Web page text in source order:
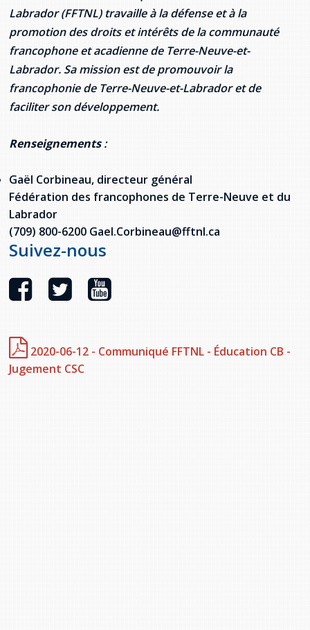
Labrador (FFTNL) travaille à la défense et à la
promotion des droits et intérêts de la communauté
francophone et acadienne de Terre-Neuve-et-
Labrador. Sa mission est de promouvoir la
francophonie de Terre-Neuve-et-Labrador et de
faciliter son développement.
Renseignements:
Gaël Corbineau, directeur général
Fédération des francophones de Terre-Neuve et du
Labrador
(709) 800-6200 Gael.Corbineau@fftnl.ca
Suivez-nous
2020-06-12 - Communiqué FFTNL - Éducation CB -
Jugement CSC